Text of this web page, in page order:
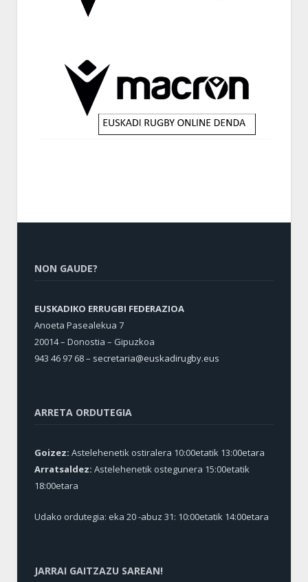
NON GAUDE?
EUSKADIKO ERRUGBI FEDERAZIOA
Anoeta Pasealekua 7
20014 – Donostia – Gipuzkoa
943 46 97 68 – secretaria@euskadirugby.eus
ARRETA ORDUTEGIA
Goizez: Astelehenetik ostiralera 10:00etatik 13:00etara
Arratsaldez: Astelehenetik ostegunera 15:00etatik
18:00etara
Udako ordutegia: eka 20 -abuz 31: 10:00etatik 14:00etara
JARRAI GAITZAZU SAREAN!